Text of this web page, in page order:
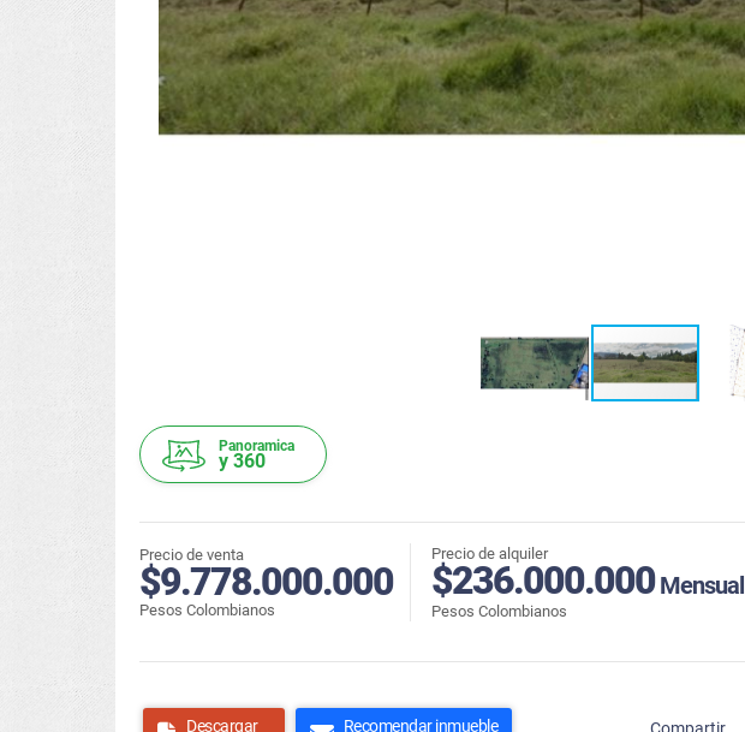
Panoramica
y 360
Precio de venta
$9.778.000.000
Pesos Colombianos
Precio de alquiler
$236.000.000Mensual
Pesos Colombianos
Descargar
Recomendar inmueble
Compartir